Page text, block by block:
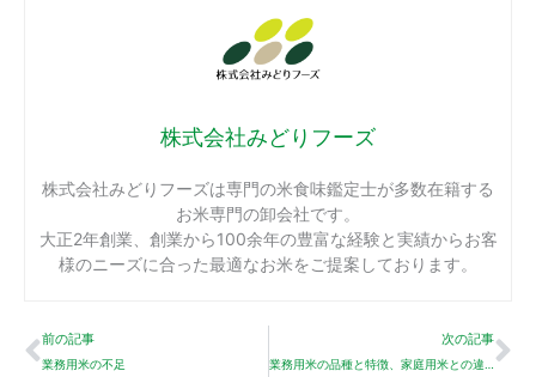
株式会社みどりフーズ
株式会社みどりフーズは専門の米食味鑑定士が多数在籍する
お米専門の卸会社です。
大正2年創業、創業から100余年の豊富な経験と実績からお客
様のニーズに合った最適なお米をご提案しております。
Prev
前の記事
業務用米の不足
次の記事